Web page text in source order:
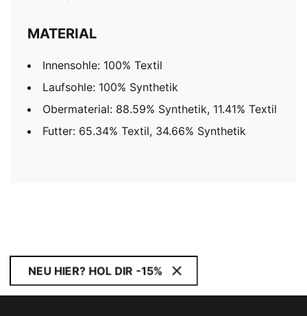
MATERIAL
Innensohle: 100% Textil
Laufsohle: 100% Synthetik
Obermaterial: 88.59% Synthetik, 11.41% Textil
Futter: 65.34% Textil, 34.66% Synthetik
NEU HIER? HOL DIR -15%